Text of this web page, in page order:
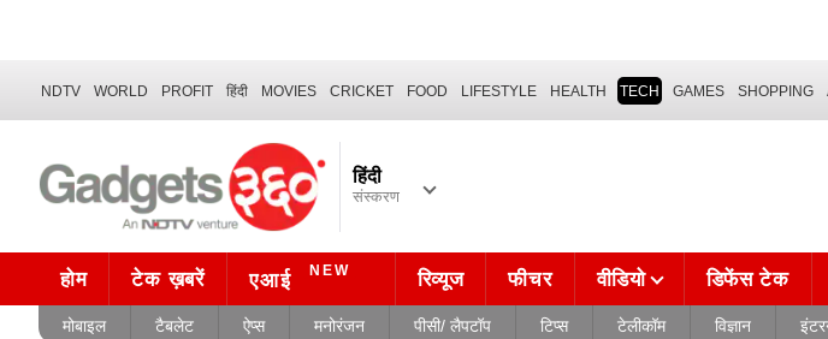
NDTV WORLD PROFIT हिंदी MOVIES CRICKET FOOD LIFESTYLE HEALTH TECH GAMES SHOPPING
हिंदी
संस्करण
होम टेक ख़बरें एआई NEW रिव्यूज फीचर वीडियो डिफेंस टेक
मोबाइल टैबलेट ऐप्स मनोरंजन पीसी/ लैपटॉप टिप्स टेलीकॉम विज्ञान